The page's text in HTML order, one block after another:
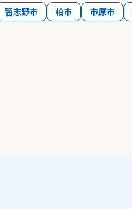
習志野市 柏市 市原市